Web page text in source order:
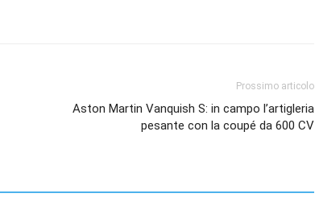
Prossimo articolo
Aston Martin Vanquish S: in campo l’artigleria
pesante con la coupé da 600 CV